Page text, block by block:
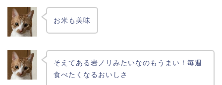
お米も美味
そえてある岩ノリみたいなのもうまい！毎週
食べたくなるおいしさ